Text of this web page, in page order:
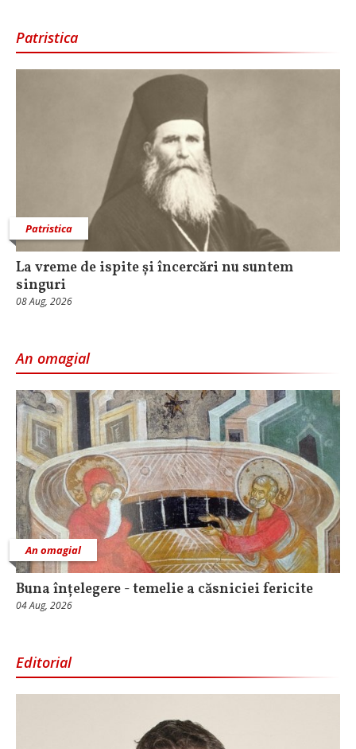
Patristica
Patristica
La vreme de ispite și încercări nu suntem
singuri
08 Aug, 2026
An omagial
An omagial
Buna înțelegere - temelie a căsniciei fericite
04 Aug, 2026
Editorial